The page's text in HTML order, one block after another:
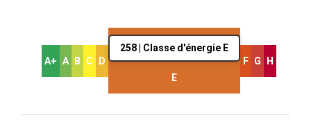
A+ A B C D
258 | Classe d'énergie E
E
F G H